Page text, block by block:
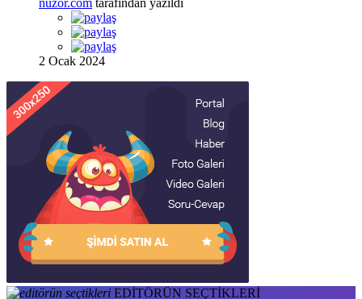
2 Ocak 2024
EDİTÖRÜN SEÇTİKLERİ